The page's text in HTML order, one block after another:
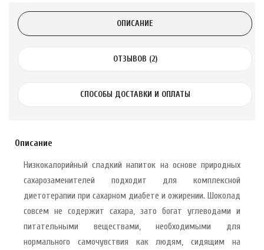
ОПИСАНИЕ
ОТЗЫВОВ (2)
СПОСОБЫ ДОСТАВКИ И ОПЛАТЫ
Описание
Низкокалорийный сладкий напиток на основе природных
сахарозаменителей подходит для комплексной
диетотерапии при сахарном диабете и ожирении. Шоколад
совсем не содержит сахара, зато богат углеводами и
питательными веществами, необходимыми для
нормального самочувствия как людям, сидящим на